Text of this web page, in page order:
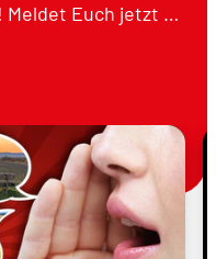
Meldet Euch jetzt …